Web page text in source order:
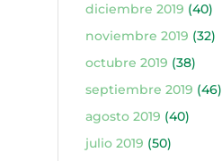
diciembre 2019 (40)
noviembre 2019 (32)
octubre 2019 (38)
septiembre 2019 (46)
agosto 2019 (40)
julio 2019 (50)